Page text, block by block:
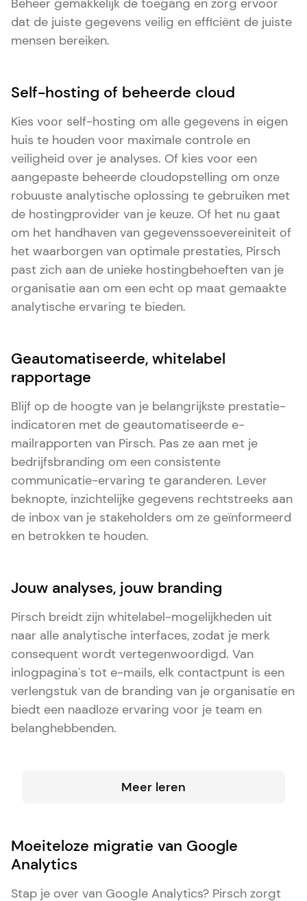
Beheer gemakkelijk de toegang en zorg ervoor
dat de juiste gegevens veilig en efficiënt de juiste
mensen bereiken.
Self-hosting of beheerde cloud
Kies voor self-hosting om alle gegevens in eigen
huis te houden voor maximale controle en
veiligheid over je analyses. Of kies voor een
aangepaste beheerde cloudopstelling om onze
robuuste analytische oplossing te gebruiken met
de hostingprovider van je keuze. Of het nu gaat
om het handhaven van gegevenssoevereiniteit of
het waarborgen van optimale prestaties, Pirsch
past zich aan de unieke hostingbehoeften van je
organisatie aan om een echt op maat gemaakte
analytische ervaring te bieden.
Geautomatiseerde, whitelabel
rapportage
Blijf op de hoogte van je belangrijkste prestatie-
indicatoren met de geautomatiseerde e-
mailrapporten van Pirsch. Pas ze aan met je
bedrijfsbranding om een consistente
communicatie-ervaring te garanderen. Lever
beknopte, inzichtelijke gegevens rechtstreeks aan
de inbox van je stakeholders om ze geïnformeerd
en betrokken te houden.
Jouw analyses, jouw branding
Pirsch breidt zijn whitelabel-mogelijkheden uit
naar alle analytische interfaces, zodat je merk
consequent wordt vertegenwoordigd. Van
inlogpagina's tot e-mails, elk contactpunt is een
verlengstuk van de branding van je organisatie en
biedt een naadloze ervaring voor je team en
belanghebbenden.
Meer leren
Moeiteloze migratie van Google
Analytics
Stap je over van Google Analytics? Pirsch zorgt